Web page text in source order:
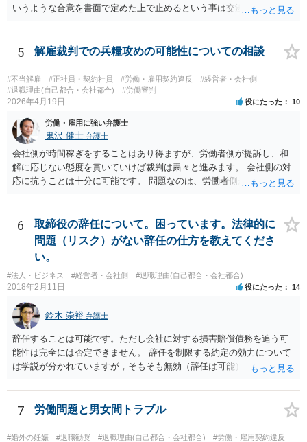
いうような合意を書面で定めた上で止めるという事は交渉次第で可能
弁護士とすることができるため、会社からの連絡を止めることもでき
るかと思われます。 精神的に会社側と対応するのが苦痛であるという
場合には、弁護士を立てた上で退職についての条件面の交渉を行われ
ても良いでしょう。
5 解雇裁判での兵糧攻めの可能性についての相談
#不当解雇 #正社員・契約社員 #労働・雇用契約違反
#経営者・会社側
#退職理由(自己都合・会社都合)
#労働審判
2026年4月19日 役にたった 10
労働・雇用に強い弁護士
鬼沢 健士 弁護士
会社側が時間稼ぎをすることはあり得ますが、労働者側が提訴し、和
解に応じない態度を貫いていけば裁判は粛々と進みます。 会社側の対
応に抗うことは十分に可能です。 問題なのは、労働者側が「争わな
6
取締役の辞任について。困っています。法律的に
問題（リスク）がない辞任の仕方を教えてくださ
い。
#法人・ビジネス #経営者・会社側 #退職理由(自己都合・会社都合)
2018年2月11日 役にたった 14
鈴木 崇裕 弁護士
辞任することは可能です。ただし会社に対する損害賠償債務を追う可
能性は完全には否定できません。 辞任を制限する約定の効力について
は学説が分かれていますが，そもそも無効（辞任は可能）と考える説
る可能性があると考える説が有力です。 ただし，いずれの説をとった
場合でも，会社にとって「不利な時期」に辞任したときは，「やむを
得ない事由」がない限り，会社の損害を賠償しなければならなくなり
ます。 健康上の理由は「やむを得ない事由」の典型ですが，程度によ
7 労働問題と男女間トラブル
#婚外の妊娠 #退職勧奨 #退職理由(自己都合・会社都合) #労働・雇用契約違反